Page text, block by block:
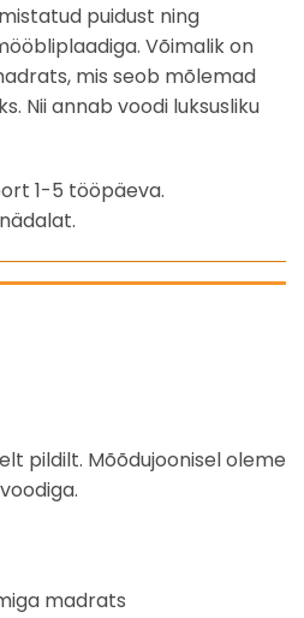
puidust ning
Võimalik on
mis seob mõlemad
Nii annab voodi luksusliku
1-5 tööpäeva.
pildilt. Mõõdujoonisel oleme
madrats